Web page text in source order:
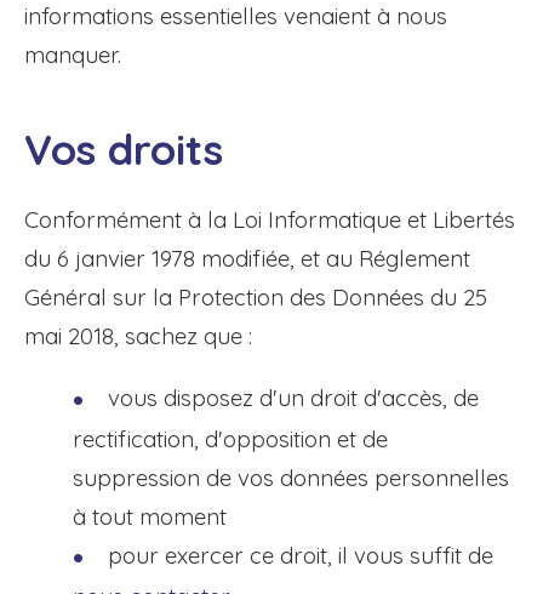
informations essentielles venaient à nous
manquer.
Vos droits
Conformément à la Loi Informatique et Libertés
du 6 janvier 1978 modifiée, et au Réglement
Général sur la Protection des Données du 25
mai 2018, sachez que :
vous disposez d'un droit d'accès, de
rectification, d'opposition et de
suppression de vos données personnelles
à tout moment
pour exercer ce droit, il vous suffit de